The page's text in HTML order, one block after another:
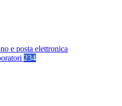
e posta elettronica
234